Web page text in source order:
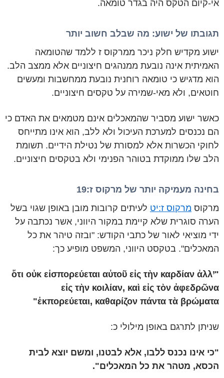
אי-קיום הטקס היה בגדר טומאה.
תגובתו של ישוע: מה שבלב חשוב יותר
ישוע מקדיש חלק ניכר ממרקוס ז ללמד שהטומאה
האמיתית אינה נובעת ממנהגים חיצוניים אלא ממצב הלב.
הוא מדגיש כי טומאה רוחנית נובעת ממחשבות ומעשים
חוטאים, ולא מאי-שמירה על טקסים חיצוניים.
כאשר ישוע מסביר שהמאכלים אינם מטמאים את האדם כי
הם נכנסים למערכת העיכול ולא ללב, הוא אינו מתייחס
לחוקי הכשרות אלא למסורת של נטילת הידיים. תשומת
הלב שלו ממוקדת בטוהר הפנימי ולא בטקסים חיצוניים.
בחינה מעמיקה יותר של מרקוס ז:19
מרקוס מרקוס ז:יט לעיתים קרובות מובן באופן שגוי בשל
הערה סוגרית שלא קיימת במקור היווני, אשר נכתבה על
ידי מוציאי לאור של כתבי הקודש: "ובזה טיהר את כל
המאכלים". בטקסט היווני, המשפט מופיע כך:
"ὅτι οὐκ εἰσπορεύεται αὐτοῦ εἰς τὴν καρδίαν ἀλλ’
εἰς τὴν κοιλίαν, καὶ εἰς τὸν ἀφεδρῶνα
ἐκπορεύεται, καθαρίζον πάντα τὰ βρώματα"
שניתן לתרגם באופן מילולי כ:
"כי אינו נכנס ללבו, אלא לבטנו, ומשם יוצא לבית
הכסא, מטהר את כל המאכלים".